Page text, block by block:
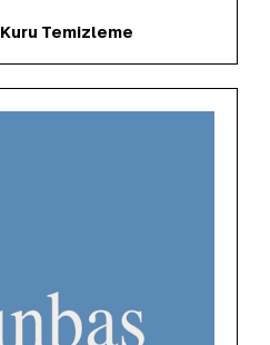
Temizleme